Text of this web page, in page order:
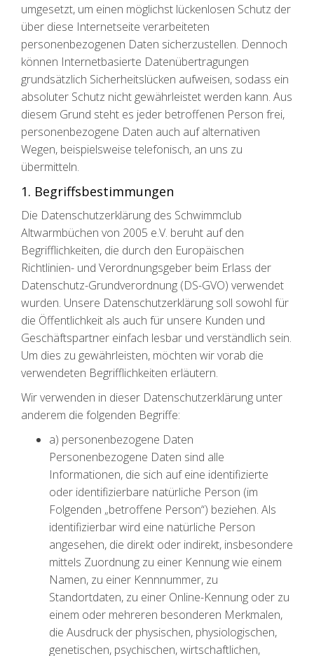
umgesetzt, um einen möglichst lückenlosen Schutz der
über diese Internetseite verarbeiteten
personenbezogenen Daten sicherzustellen. Dennoch
können Internetbasierte Datenübertragungen
grundsätzlich Sicherheitslücken aufweisen, sodass ein
absoluter Schutz nicht gewährleistet werden kann. Aus
diesem Grund steht es jeder betroffenen Person frei,
personenbezogene Daten auch auf alternativen
Wegen, beispielsweise telefonisch, an uns zu
übermitteln.
1. Begriffsbestimmungen
Die Datenschutzerklärung des Schwimmclub
Altwarmbüchen von 2005 e.V. beruht auf den
Begrifflichkeiten, die durch den Europäischen
Richtlinien- und Verordnungsgeber beim Erlass der
Datenschutz-Grundverordnung (DS-GVO) verwendet
wurden. Unsere Datenschutzerklärung soll sowohl für
die Öffentlichkeit als auch für unsere Kunden und
Geschäftspartner einfach lesbar und verständlich sein.
Um dies zu gewährleisten, möchten wir vorab die
verwendeten Begrifflichkeiten erläutern.
Wir verwenden in dieser Datenschutzerklärung unter
anderem die folgenden Begriffe:
a) personenbezogene Daten
Personenbezogene Daten sind alle
Informationen, die sich auf eine identifizierte
oder identifizierbare natürliche Person (im
Folgenden „betroffene Person“) beziehen. Als
identifizierbar wird eine natürliche Person
angesehen, die direkt oder indirekt, insbesondere
mittels Zuordnung zu einer Kennung wie einem
Namen, zu einer Kennnummer, zu
Standortdaten, zu einer Online-Kennung oder zu
einem oder mehreren besonderen Merkmalen,
die Ausdruck der physischen, physiologischen,
genetischen, psychischen, wirtschaftlichen,